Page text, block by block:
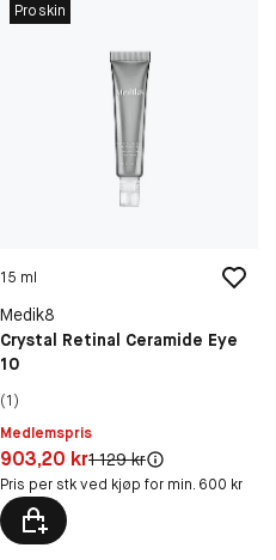
Proskin
15 ml
Medik8
Crystal Retinal Ceramide Eye
10
(1)
Medlemspris
Pris: 903,20 kr
903,20 krOriginal pris:
1 129 kr
Pris per stk ved kjøp for min. 600 kr